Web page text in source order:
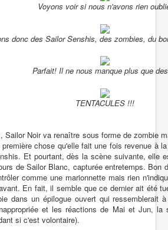
Voyons voir si nous n'avons rien
donc des Sailor Senshis, des zombies, du
Parfait! Il ne nous manque plus que
TENTACULES !!!
Sailor Noir va renaître sous forme de zombie
chose qu'elle fait une fois revenue à
Et pourtant, dès la scène suivante, elle
de Sailor Blanc, capturée entretemps. Bon
comme une marionnette mais rien
En fait, il semble que ce dernier ait été
dans un épilogue ouvert qui ressemblerait
et les réactions de Mai et Jun, la
si c'est volontaire).